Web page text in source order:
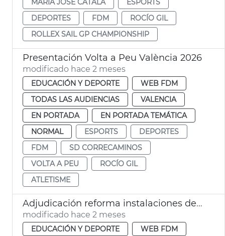
DEPORTES
FDM
ROCÍO GIL
ROLLEX SAIL GP CHAMPIONSHIP
Presentación Volta a Peu València 2026
modificado hace 2 meses
EDUCACIÓN Y DEPORTE
WEB FDM
TODAS LAS AUDIENCIAS
VALENCIA
EN PORTADA
EN PORTADA TEMÁTICA
NORMAL
ESPORTS
DEPORTES
FDM
SD CORRECAMINOS
VOLTA A PEU
ROCÍO GIL
ATLETISME
Adjudicación reforma instalaciones deportivas la Torre València
modificado hace 2 meses
EDUCACIÓN Y DEPORTE
WEB FDM